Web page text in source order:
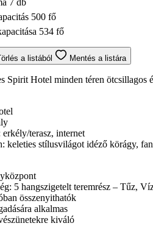
7 db
500 fő
534 fő
a listából Mentés a listára
Spirit Hotel minden téren ötcsillagos
erkély/terasz, internet
keleties stílusvilágot idéző körágy,
5 hangszigetelt teremrész – Tűz,
összenyithatók
alkalmas
kiváló